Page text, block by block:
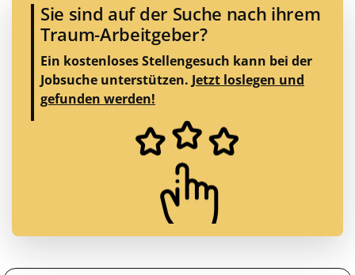
Sie sind auf der Suche nach ihrem
Traum-Arbeitgeber?
Ein kostenloses Stellengesuch kann bei der
Jobsuche unterstützen. Jetzt loslegen und
gefunden werden!